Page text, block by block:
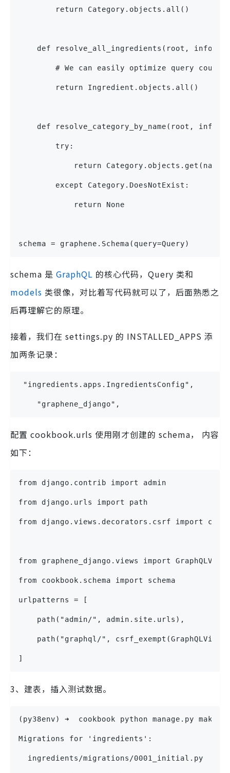
        return Category.objects.all()
    def resolve_all_ingredients(root, info):
# We can easily optimize query count
        return Ingredient.objects.all()
def resolve_category_by_name(root, info,
        try:
return
        except Category.DoesNotExist:
            return None
schema = graphene.Schema(query=Query)
schema 是 GraphQL 的核心代码，Query 类和
models 类很像，对比着写代码就可以了，后面熟悉之
后再理解它的原理。
接着，我们在 settings.py 的 INSTALLED_APPS 添
加两条记录：
"ingredients.apps.IngredientsConfig",
    "graphene_django",
配置 cookbook.urls 使用刚才创建的 schema， 内容
如下：
from django.contrib import admin
from django.urls import path
from django.views.decorators.csrf import
from graphene_django.views import GraphQLView
from cookbook.schema import schema
urlpatterns = [
    path("admin/", admin.site.urls),
path("graphql/",
]
3、建表，插入测试数据。
(py38env) ➜  cookbook python manage.py
Migrations for 'ingredients':
  ingredients/migrations/0001_initial.py